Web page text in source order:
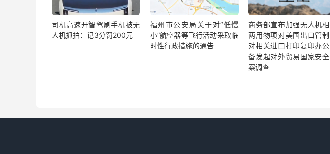
司机高速开智驾刷手机被无
人机抓拍：记3分罚200元
福州市公安局关于对“低慢
小”航空器等飞行活动采取临
时性行政措施的通告
商务部宣布加强无人机
两用物项对美国出口管制
对相关进口打印复印办
备发起对外贸易国家安
案调查